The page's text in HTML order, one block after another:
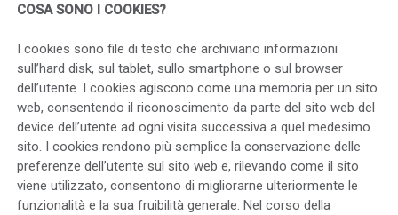
COSA SONO I COOKIES?
I cookies sono file di testo che archiviano informazioni
sull’hard disk, sul tablet, sullo smartphone o sul browser
dell’utente. I cookies agiscono come una memoria per un sito
web, consentendo il riconoscimento da parte del sito web del
device dell’utente ad ogni visita successiva a quel medesimo
sito. I cookies rendono più semplice la conservazione delle
preferenze dell’utente sul sito web e, rilevando come il sito
viene utilizzato, consentono di migliorarne ulteriormente le
funzionalità e la sua fruibilità generale. Nel corso della